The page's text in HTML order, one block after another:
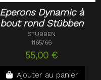
Eperons Dynamic à
bout rond Stübben
STUBBEN
1165/66
55,00 €
Ajouter au panier